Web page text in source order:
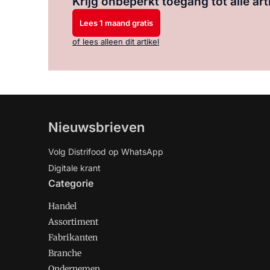
Lees 1 maand gratis
of lees alleen dit artikel
Nieuwsbrieven
Volg Distrifood op WhatsApp
Digitale krant
Categorie
Handel
Assortiment
Fabrikanten
Branche